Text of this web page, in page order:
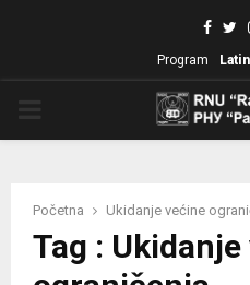
Program
Početna Ukidanje većine
Tag :